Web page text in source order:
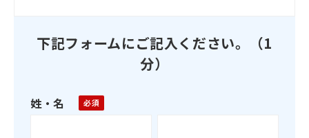
下記フォームにご記入ください。（1
分）
姓・名